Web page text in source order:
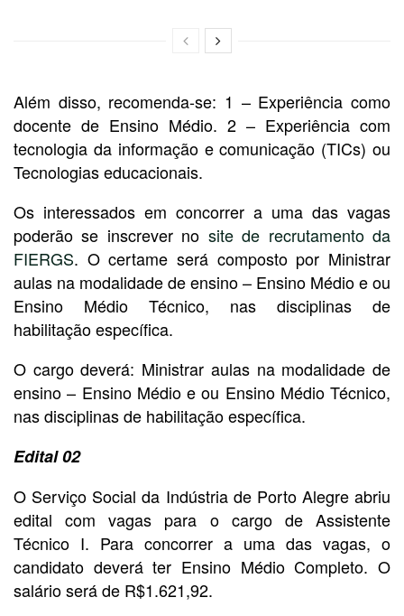
Além disso, recomenda-se: 1 – Experiência como
docente de Ensino Médio. 2 – Experiência com
tecnologia da informação e comunicação (TICs) ou
Tecnologias educacionais.
Os interessados em concorrer a uma das vagas
poderão se inscrever no site de recrutamento da
FIERGS. O certame será composto por Ministrar
aulas na modalidade de ensino – Ensino Médio e ou
Ensino Médio Técnico, nas disciplinas de
habilitação específica.
O cargo deverá: Ministrar aulas na modalidade de
ensino – Ensino Médio e ou Ensino Médio Técnico,
nas disciplinas de habilitação específica.
Edital 02
O Serviço Social da Indústria de Porto Alegre abriu
edital com vagas para o cargo de Assistente
Técnico I. Para concorrer a uma das vagas, o
candidato deverá ter Ensino Médio Completo. O
salário será de R$1.621,92.